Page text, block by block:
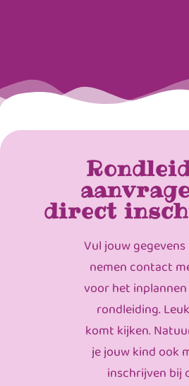
direct
Vul jouw
nemen contact
voor het
rondleiding.
komt kijken.
je jouw kind ook
inschrijven bij